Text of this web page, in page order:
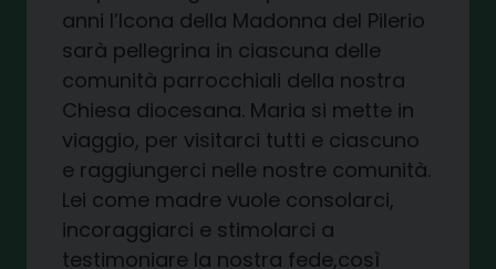
anni l’Icona della Madonna del Pilerio
sarà pellegrina in ciascuna delle
comunità parrocchiali della nostra
Chiesa diocesana. Maria si mette in
viaggio, per visitarci tutti e ciascuno
e raggiungerci nelle nostre comunità.
Lei come madre vuole consolarci,
incoraggiarci e stimolarci a
testimoniare la nostra fede,così